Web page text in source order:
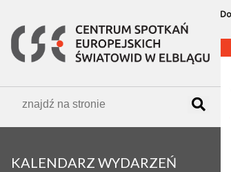
KALENDARZ WYDARZEŃ